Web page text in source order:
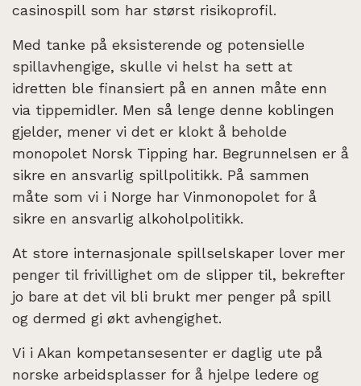
casinospill som har størst risikoprofil.
Med tanke på eksisterende og potensielle
spillavhengige, skulle vi helst ha sett at
idretten ble finansiert på en annen måte enn
via tippemidler. Men så lenge denne koblingen
gjelder, mener vi det er klokt å beholde
monopolet Norsk Tipping har. Begrunnelsen er å
sikre en ansvarlig spillpolitikk. På sammen
måte som vi i Norge har Vinmonopolet for å
sikre en ansvarlig alkoholpolitikk.
At store internasjonale spillselskaper lover mer
penger til frivillighet om de slipper til, bekrefter
jo bare at det vil bli brukt mer penger på spill
og dermed gi økt avhengighet.
Vi i Akan kompetansesenter er daglig ute på
norske arbeidsplasser for å hjelpe ledere og